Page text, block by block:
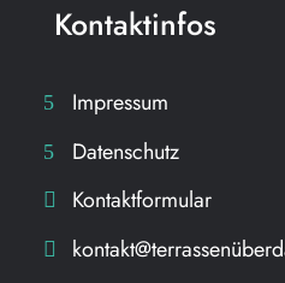
Kontaktinfos
Impressum
Datenschutz
Kontaktformular